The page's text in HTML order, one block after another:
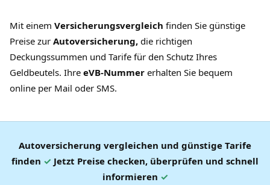
Mit einem Versicherungsvergleich finden Sie günstige
Preise zur Autoversicherung, die richtigen
Deckungssummen und Tarife für den Schutz Ihres
Geldbeutels. Ihre eVB-Nummer erhalten Sie bequem
online per Mail oder SMS.
Autoversicherung vergleichen und günstige Tarife
finden ✓ Jetzt Preise checken, überprüfen und schnell
informieren ✓